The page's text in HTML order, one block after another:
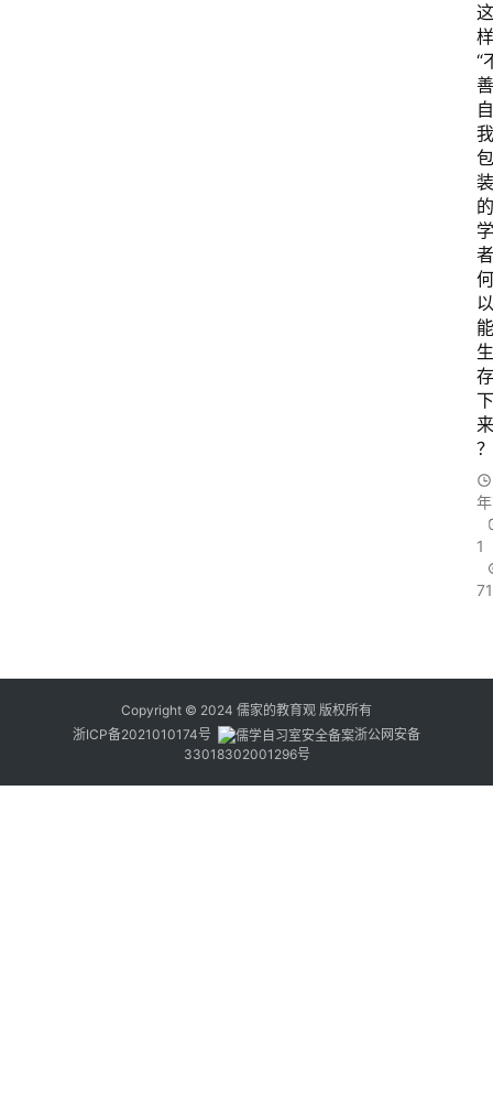
这
样
“
善
自
我
包
的
学
者
何
以
能
生
存
下
来
？
1
Copyright © 2024 儒家的教育观 版权所有
浙ICP备2021010174号
浙公网安备
33018302001296号